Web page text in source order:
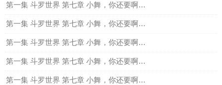
第一集 斗罗世界 第七章 小舞，你还要啊？一
第一集 斗罗世界 第七章 小舞，你还要啊？二
第一集 斗罗世界 第七章 小舞，你还要啊？三
第一集 斗罗世界 第七章 小舞，你还要啊？四
第一集 斗罗世界 第七章 小舞，你还要啊？五